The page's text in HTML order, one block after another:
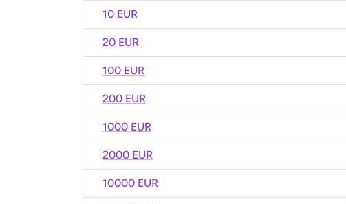
10 EUR
20 EUR
100 EUR
200 EUR
1000 EUR
2000 EUR
10000 EUR